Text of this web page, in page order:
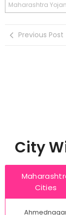
Maharashtra
Previous Post
City
Cities